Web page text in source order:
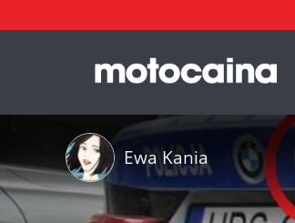
Ewa Kania